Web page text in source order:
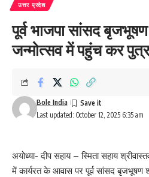
उत्तर प्रदेश
पूर्व भाजपा सांसद
जन्मोत्सव में पहुंच कर पुत्र
Last updated: October 12, 2025 6:35 am
Bole India
अयोध्या- दीप सहाय – स्मिता सहाय
में कार्यरत के आवास पर पूर्व सांसद